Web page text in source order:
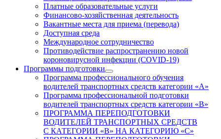
Платные образовательные услуги
Финансово-хозяйственная деятельность
Вакантные места для приема (перевода)
Доступная среда
Международное сотрудничество
Противодействие распространению новой
короновирусной инфекции (COVID-19)
Программы подготовки
Программа профессионального обучения
водителей транспортных средств категории «А»
Программа профессиональной подготовки
водителей транспортных средств категории «В»
ПРОГРАММА ПЕРЕПОДГОТОВКИ
ВОДИТЕЛЕЙ ТРАНСПОРТНЫХ СРЕДСТВ
С КАТЕГОРИИ «B» НА КАТЕГОРИЮ «C»